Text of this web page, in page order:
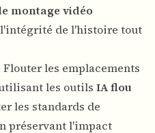
montage vidéo
de l'histoire tout
Flouter les emplacements
les outils IA flou
les standards de
préservant l'impact